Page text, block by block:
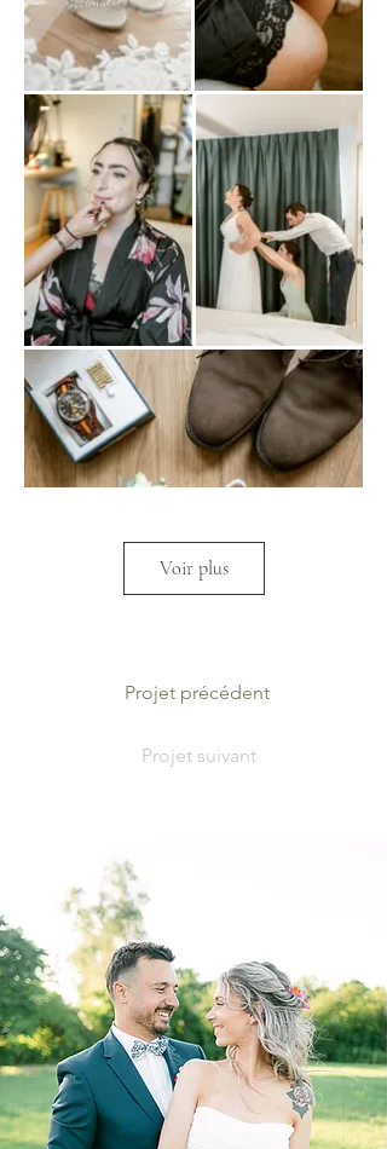
Voir plus
Projet précédent
Projet suivant